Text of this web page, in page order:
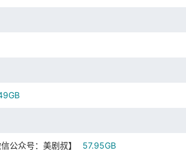
公众号：美剧叔】 57.95GB